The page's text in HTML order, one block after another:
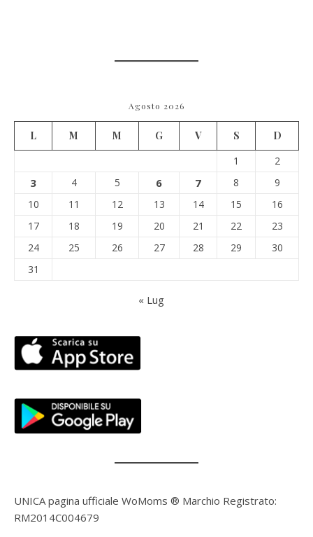
Agosto 2026
L M M G V S
D
1
2
3 4 5 6 7 8
9
10
11 12 13 14 15
16
17
18 19 20 21 22
23
24
25 26 27 28 29
30
31
« Lug
UNICA pagina ufficiale WoMoms ® Marchio Registrato:
RM2014C004679